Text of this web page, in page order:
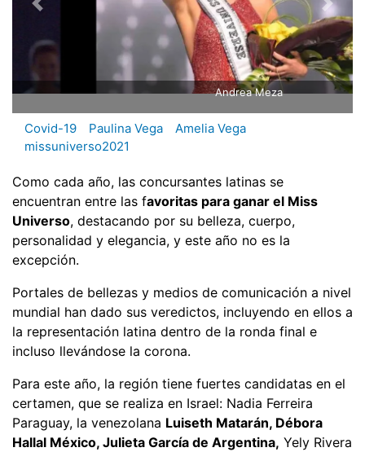
Andrea Meza
Covid-19 Paulina Vega
Amelia Vega
missuniverso2021
Como cada año, las concursantes latinas se
encuentran entre las favoritas para ganar el Miss
Universo, destacando por su belleza, cuerpo,
personalidad y elegancia, y este año no es la
excepción.
Portales de bellezas y medios de comunicación a nivel
mundial han dado sus veredictos, incluyendo en ellos a
la representación latina dentro de la ronda final e
incluso llevándose la corona.
Para este año, la región tiene fuertes candidatas en el
certamen, que se realiza en Israel: Nadia Ferreira
Paraguay, la venezolana Luiseth Matarán, Débora
Hallal México, Julieta García de Argentina, Yely Rivera